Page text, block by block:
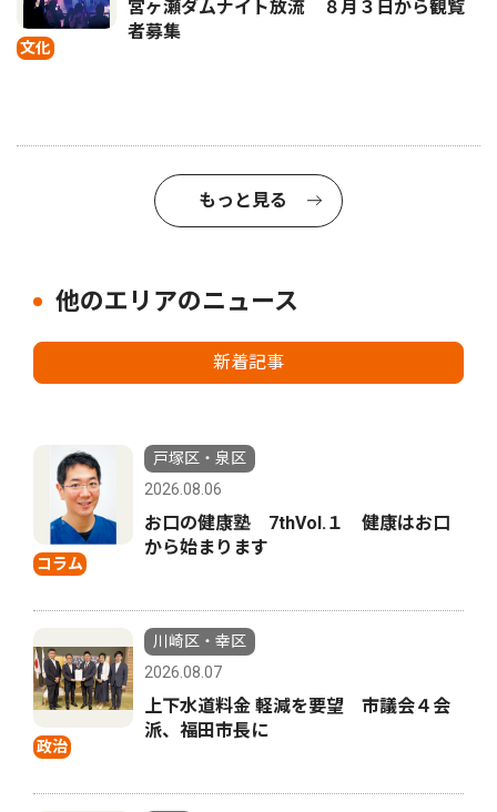
文化
宮ヶ瀬ダムナイト放流 ８月３日から観覧
者募集
もっと見る
他のエリアのニュース
新着記事
コラム
戸塚区・泉区
2026.08.06
お口の健康塾 7thVol.１ 健康はお口
から始まります
政治
川崎区・幸区
2026.08.07
上下水道料金 軽減を要望 市議会４会
派、福田市長に